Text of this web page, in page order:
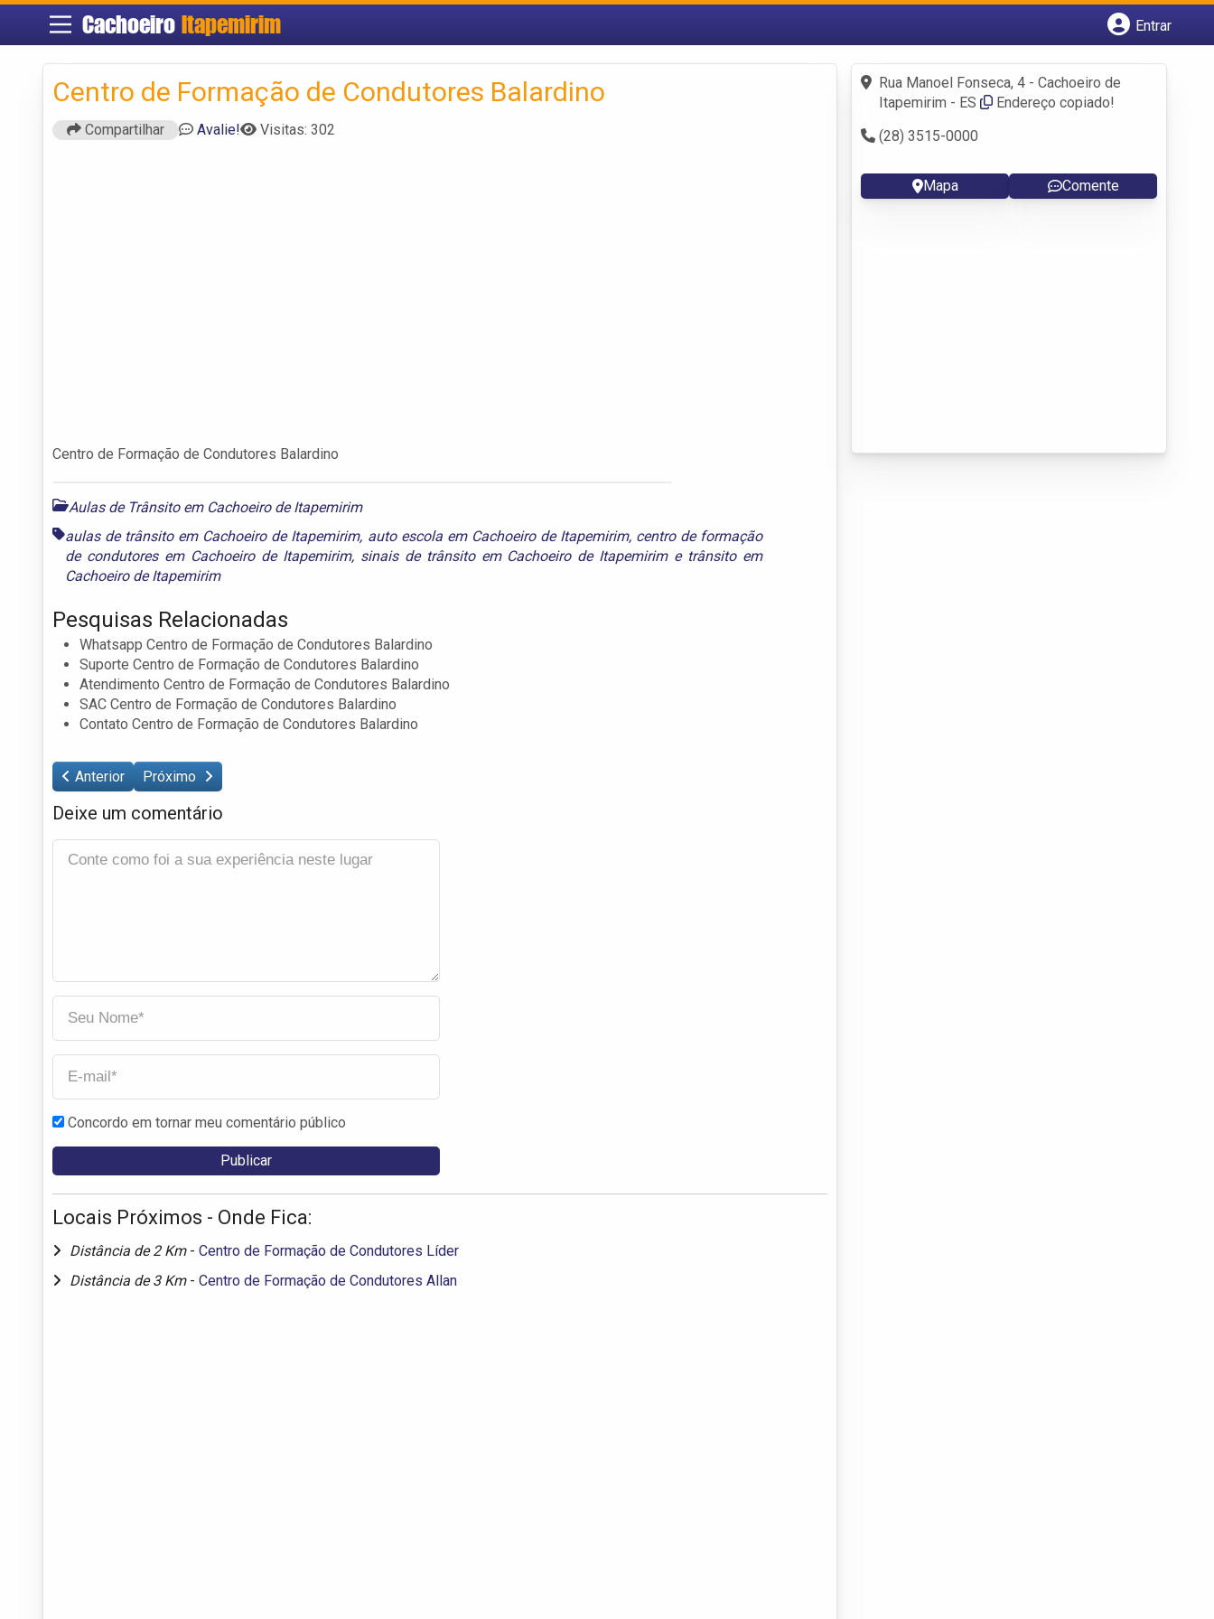
Cachoeiro Itapemirim
Entrar
Fazer login
Criar conta
Centro de Formação de Condutores Balardino
Compartilhar Avalie! Visitas: 302
Centro de Formação de Condutores Balardino
Aulas de Trânsito em Cachoeiro de Itapemirim
aulas de trânsito em Cachoeiro de Itapemirim, auto escola em Cachoeiro de Itapemirim, centro de formação
de condutores em Cachoeiro de Itapemirim, sinais de trânsito em Cachoeiro de Itapemirime trânsito em
Cachoeiro de Itapemirim
Pesquisas Relacionadas
Whatsapp Centro de Formação de Condutores Balardino
Suporte Centro de Formação de Condutores Balardino
Atendimento Centro de Formação de Condutores Balardino
SAC Centro de Formação de Condutores Balardino
Contato Centro de Formação de Condutores Balardino
Anterior Próximo
Deixe um comentário
Concordo em tornar meu comentário público
Locais Próximos - Onde Fica:
Distância de 2 Km - Centro de Formação de Condutores Líder
Distância de 3 Km - Centro de Formação de Condutores Allan
Rua Manoel Fonseca, 4 - Cachoeiro de
Itapemirim - ES
Endereço copiado!
(28) 3515-0000
Mapa Comente